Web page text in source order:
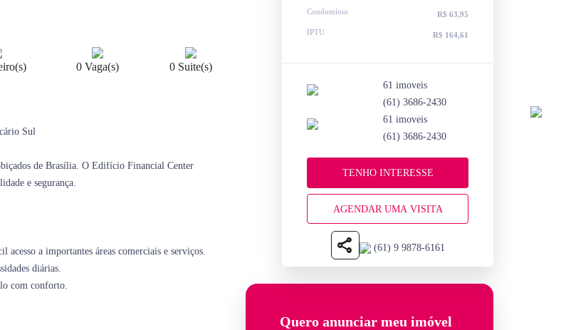
0 Vaga(s) 0 Suite(s)
Sul
de Brasília. O Edifício Financial Center
e segurança.
a importantes áreas comerciais e serviços.
diárias.
com conforto.
Condomínio R$ 63,95
IPTU R$ 164,61
61 imoveis
(61) 3686-2430
61 imoveis
(61) 3686-2430
TENHO INTERESSE
AGENDAR UMA VISITA
share (61) 9 9878-6161
Quero anunciar meu imóvel